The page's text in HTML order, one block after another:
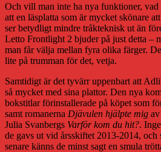
Och vill man inte ha nya funktioner, vad
att en läsplatta som är mycket skönare
ser betydligt mindre tråkteknisk ut än
Letto Frontlight 2 bjuder på just detta –
man får välja mellan fyra olika färger.
lite på trumman för det, vetja.
Samtidigt är det tyvärr uppenbart att
så mycket med sina plattor. Den nya
bokstitlar förinstallerade på köpet som
samt romanerna Djävulen hjälpte mig
Julia Svanbergs Varför kom du hit?.
de gavs ut vid årsskiftet 2013-2014,
senare känns de minst sagt en smula